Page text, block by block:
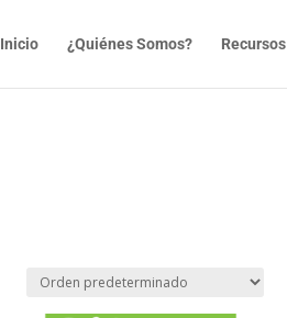
Inicio ¿Quiénes Somos? Recursos